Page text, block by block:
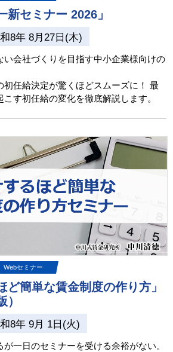
新セミナー 2026」
8年 8月27日(木)
い会社づくりを目指す中小企業様向けの
初任給決定が驚くほどスムーズに！最
す初任給の変化を徹底解説します。
Webセミナー
ど簡単な賃金制度の作り方」
8年 9月 1日(火)
一日のセミナーを受ける余裕がない。